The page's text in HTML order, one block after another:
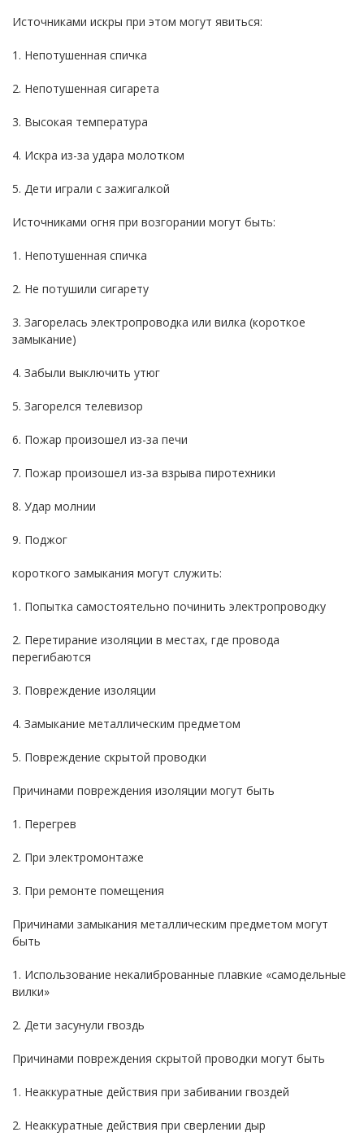
Источниками искры при этом могут явиться:
1. Непотушенная спичка
2. Непотушенная сигарета
3. Высокая температура
4. Искра из-за удара молотком
5. Дети играли с зажигалкой
Источниками огня при возгорании могут быть:
1. Непотушенная спичка
2. Не потушили сигарету
3. Загорелась электропроводка или вилка (короткое
замыкание)
4. Забыли выключить утюг
5. Загорелся телевизор
6. Пожар произошел из-за печи
7. Пожар произошел из-за взрыва пиротехники
8. Удар молнии
9. Поджог
короткого замыкания могут служить:
1. Попытка самостоятельно починить электропроводку
2. Перетирание изоляции в местах, где провода
перегибаются
3. Повреждение изоляции
4. Замыкание металлическим предметом
5. Повреждение скрытой проводки
Причинами повреждения изоляции могут быть
1. Перегрев
2. При электромонтаже
3. При ремонте помещения
Причинами замыкания металлическим предметом могут
быть
1. Использование некалиброванные плавкие «самодельные
вилки»
2. Дети засунули гвоздь
Причинами повреждения скрытой проводки могут быть
1. Неаккуратные действия при забивании гвоздей
2. Неаккуратные действия при сверлении дыр